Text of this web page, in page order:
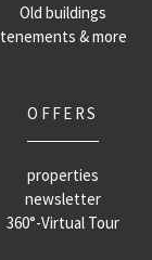
Old buildings
tenements & more
OFFERS
properties
newsletter
360°-Virtual Tour